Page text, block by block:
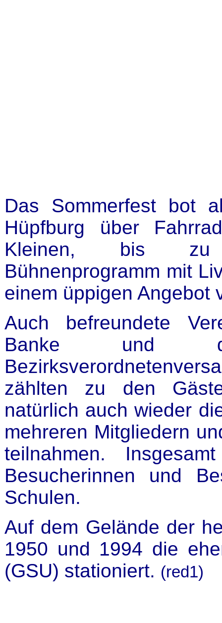
Das Sommerfest bot
Hüpfburg über
Kleinen, bis zu
Bühnenprogramm mit
einem üppigen Angebot
Auch befreundete
Banke und
zählten zu den
natürlich auch wieder
mehreren Mitgliedern
teilnahmen.
Besucherinnen und
Schulen.
Auf dem Gelände der
1950 und 1994 die
(GSU) stationiert. (red1)